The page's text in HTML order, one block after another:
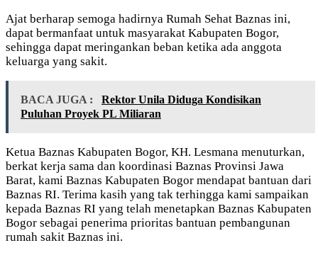
Ajat berharap semoga hadirnya Rumah Sehat Baznas ini,
dapat bermanfaat untuk masyarakat Kabupaten Bogor,
sehingga dapat meringankan beban ketika ada anggota
keluarga yang sakit.
BACA JUGA :
Rektor Unila Diduga Kondisikan
Puluhan Proyek PL Miliaran
Ketua Baznas Kabupaten Bogor, KH. Lesmana menuturkan,
berkat kerja sama dan koordinasi Baznas Provinsi Jawa
Barat, kami Baznas Kabupaten Bogor mendapat bantuan dari
Baznas RI. Terima kasih yang tak terhingga kami sampaikan
kepada Baznas RI yang telah menetapkan Baznas Kabupaten
Bogor sebagai penerima prioritas bantuan pembangunan
rumah sakit Baznas ini.